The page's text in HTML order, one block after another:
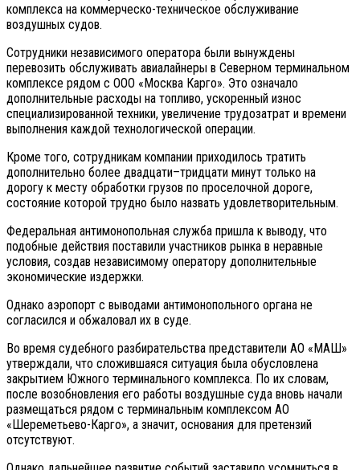
комплекса на коммерческо-техническое обслуживание
воздушных судов.
Сотрудники независимого оператора были вынуждены
перевозить обслуживать авиалайнеры в Северном терминальном
комплексе рядом с ООО «Москва Карго». Это означало
дополнительные расходы на топливо, ускоренный износ
специализированной техники, увеличение трудозатрат и времени
выполнения каждой технологической операции.
Кроме того, сотрудникам компании приходилось тратить
дополнительно более двадцати–тридцати минут только на
дорогу к месту обработки грузов по проселочной дороге,
состояние которой трудно было назвать удовлетворительным.
Федеральная антимонопольная служба пришла к выводу, что
подобные действия поставили участников рынка в неравные
условия, создав независимому оператору дополнительные
экономические издержки.
Однако аэропорт с выводами антимонопольного органа не
согласился и обжаловал их в суде.
Во время судебного разбирательства представители АО «МАШ»
утверждали, что сложившаяся ситуация была обусловлена
закрытием Южного терминального комплекса. По их словам,
после возобновления его работы воздушные суда вновь начали
размещаться рядом с терминальным комплексом АО
«Шереметьево-Карго», а значит, основания для претензий
отсутствуют.